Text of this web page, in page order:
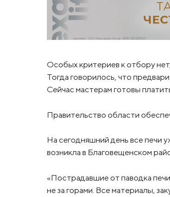
Особых критериев к отбору
Тогда говорилось, что
Сейчас мастерам готовы
Правительство области
На сегодняшний день все печи
возникла в Благовещенском
«Пострадавшие от паводка
не за горами. Все материалы,